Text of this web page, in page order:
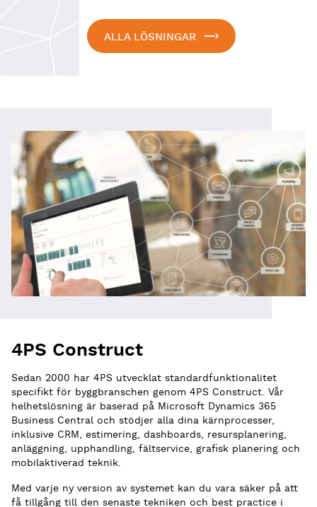
ALLA LÖSNINGAR
4PS Construct
Sedan 2000 har 4PS utvecklat standardfunktionalitet
specifikt för byggbranschen genom 4PS Construct. Vår
helhetslösning är baserad på Microsoft Dynamics 365
Business Central och stödjer alla dina kärnprocesser,
inklusive CRM, estimering, dashboards, resursplanering,
anläggning, upphandling, fältservice, grafisk planering och
mobilaktiverad teknik.
Med varje ny version av systemet kan du vara säker på att
få tillgång till den senaste tekniken och best practice i